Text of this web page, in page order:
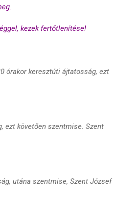
kezek fertőtlenítése!
órakorkeresztúti ájtatosság, ezt
ezt követően szentmise. Szent
utána szentmise, Szent József